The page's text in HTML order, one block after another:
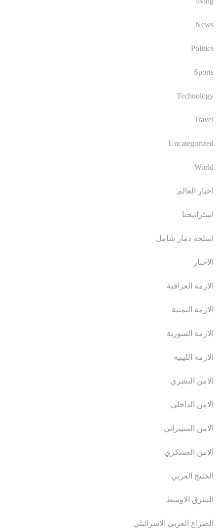
News
Politics
Sports
Technology
Travel
Uncategorized
World
اخبار العالم
استراتيجيا
اسلحة دمار شامل
الاخبار
الازمة العراقية
الازمة اليمنية
الازمة السورية
الازمة الليبية
الامن البشري
الامن الداخلي
الامن السيبراني
الامن العسكري
الخليج العربي
الشرق الاوسط
الصراع العربي الاسرائيلي